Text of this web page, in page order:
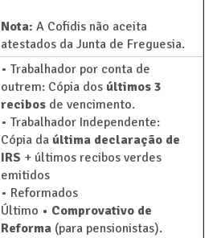
Nota: A Cofidis não aceita
atestados da Junta de Freguesia.
• Trabalhador por conta de
outrem: Cópia dos últimos 3
recibos de vencimento.
• Trabalhador Independente:
Cópia da última declaração de
IRS + últimos recibos verdes
emitidos
• Reformados
Último • Comprovativo de
Reforma (para pensionistas).